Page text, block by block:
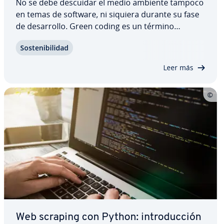
No se debe descuidar el medio ambiente tampoco
en temas de software, ni siquiera durante su fase
de de­sa­rro­llo. Green coding es un término
ellos influyen en el consumo de recursos de los
So­s­te­ni­bi­li­dad
Leer más
Web scraping con Python: in­tro­du­c­ción